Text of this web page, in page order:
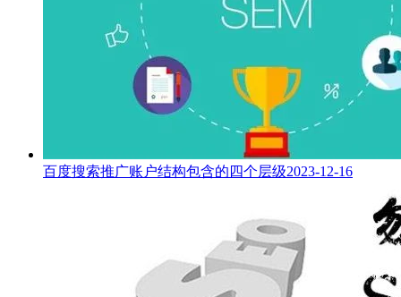
百度搜索推广账户结构包含的四个层级2023-12-16